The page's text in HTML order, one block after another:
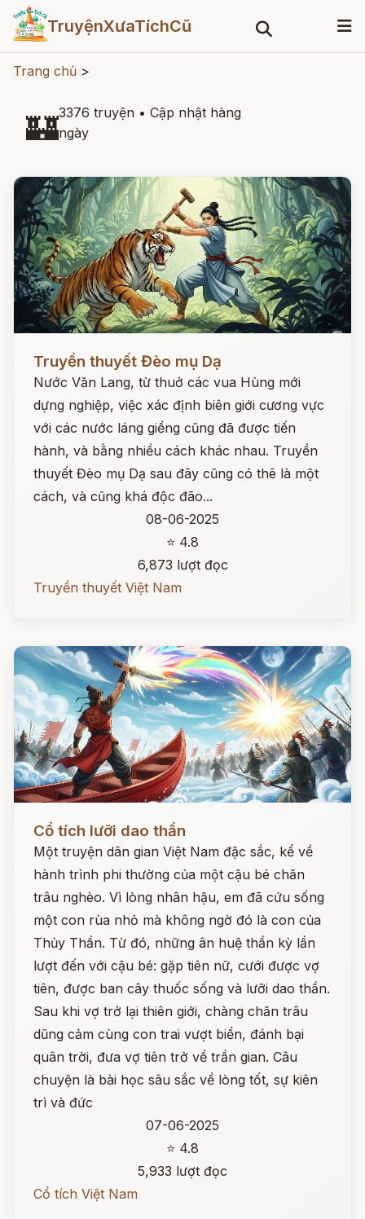
TruyệnXưaTíchCũ
Trang chủ >
🏰3376 truyện • Cập nhật hàng
ngày
Đọc ngay
Truyền thuyết Đèo mụ Dạ
Nước Văn Lang, từ thuở các vua Hùng mới
dựng nghiệp, việc xác định biên giới cương vực
với các nước láng giềng cũng đã được tiến
hành, và bằng nhiều cách khác nhau. Truyền
thuyết Đèo mụ Dạ sau đây cũng có thê là một
cách, và cũng khá độc đão...
08-06-2025
⭐ 4.8
6,873 lượt đọc
Truyền thuyết Việt Nam
Đọc ngay
Cổ tích lưỡi dao thần
Một truyện dân gian Việt Nam đặc sắc, kể về
hành trình phi thường của một cậu bé chăn
trâu nghèo. Vì lòng nhân hậu, em đã cứu sống
một con rùa nhỏ mà không ngờ đó là con của
Thủy Thần. Từ đó, những ân huệ thần kỳ lần
lượt đến với cậu bé: gặp tiên nữ, cưới được vợ
tiên, được ban cây thuốc sống và lưỡi dao thần.
Sau khi vợ trở lại thiên giới, chàng chăn trâu
dũng cảm cùng con trai vượt biển, đánh bại
quân trời, đưa vợ tiên trở về trần gian. Câu
chuyện là bài học sâu sắc về lòng tốt, sự kiên
trì và đức
07-06-2025
⭐ 4.8
5,933 lượt đọc
Cổ tích Việt Nam